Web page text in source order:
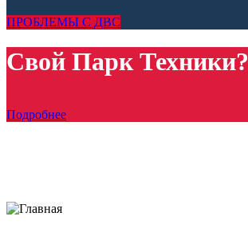
ПРОБЛЕМЫ С ДВС
Свой Парк Техники?
Подробнее